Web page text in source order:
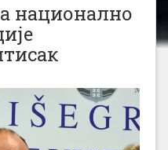
национално